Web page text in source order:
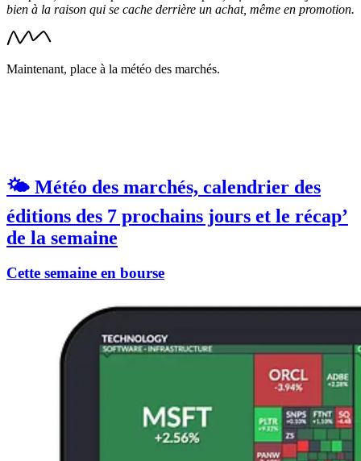
bien à la raison qui se cache derrière un achat, même en promotion.
Maintenant, place à la météo des marchés.
🌤️ Météo des marchés, calendrier des
éditions des 7 prochains jours et le récap’
de la semaine
Cette semaine en bourse